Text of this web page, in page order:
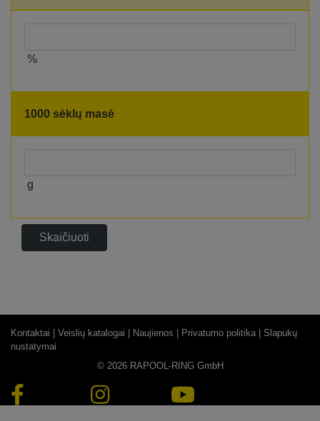
%
1000 sėklų masė
g
Skaičiuoti
Kontaktai | Veislių katalogai | Naujienos | Privatumo politika | Slapukų
nustatymai
© 2026 RAPOOL-RING GmbH